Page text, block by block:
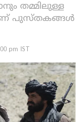
തമ്മിലുള്ള
പുസ്തകങ്ങള്‍
pm IST